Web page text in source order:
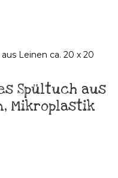
Spültuch aus
Mikroplastik